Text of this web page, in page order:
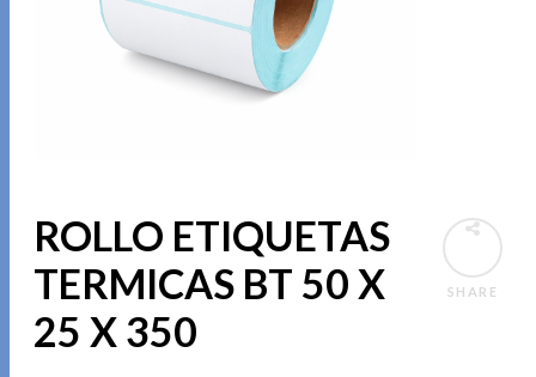
SHARE
ROLLO ETIQUETAS
TERMICAS BT 50 X
25 X 350